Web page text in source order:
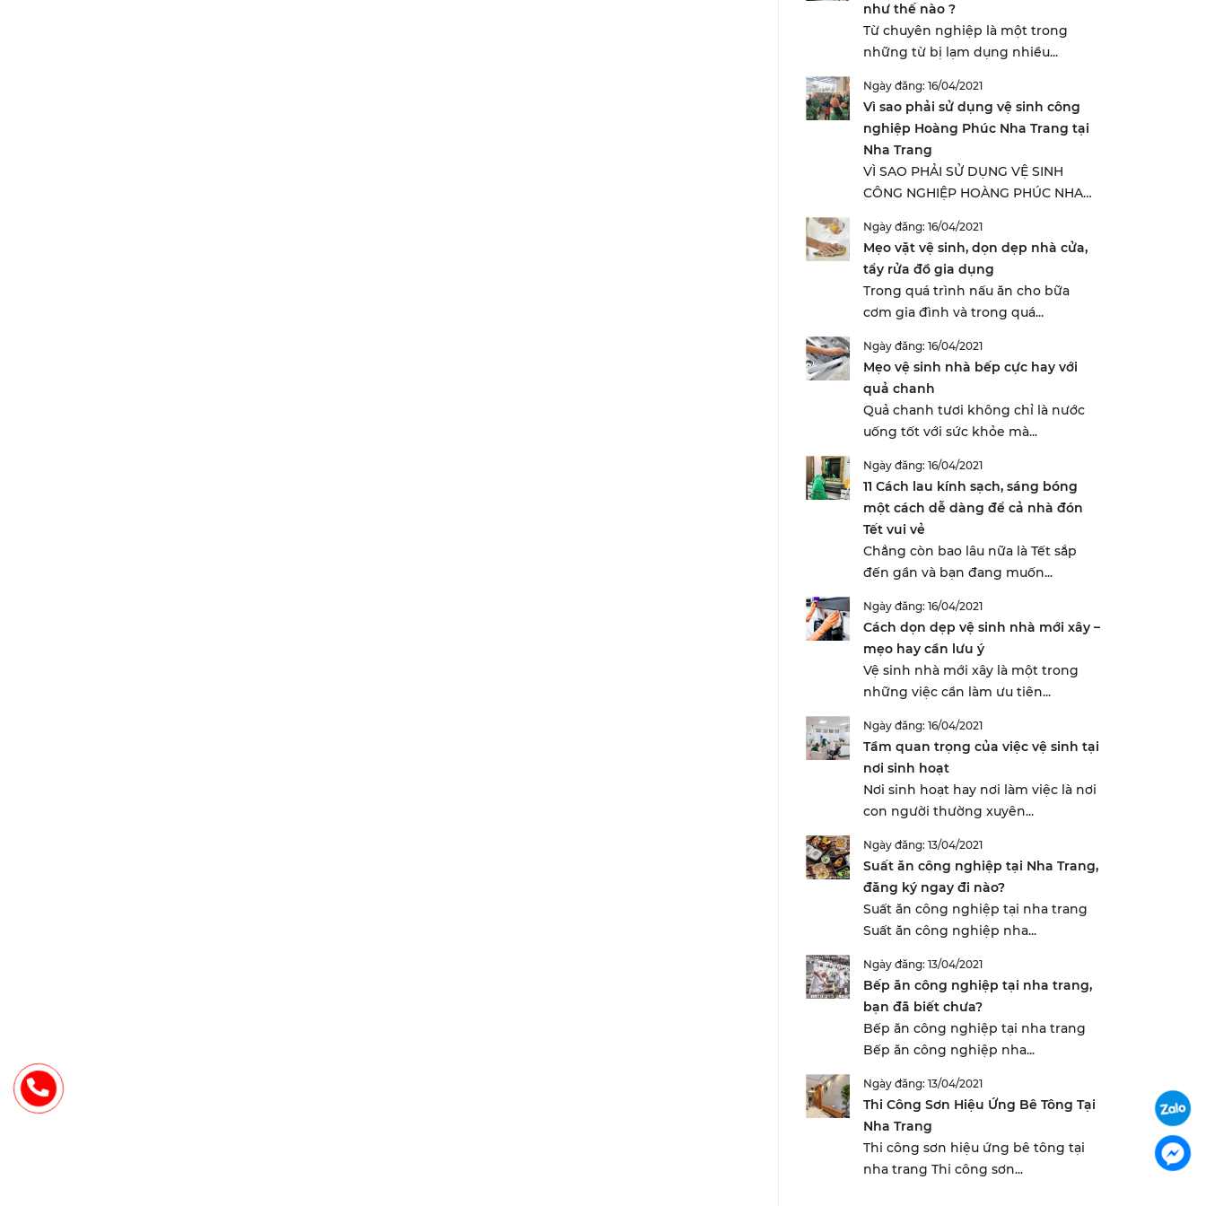
như thế nào ?
Từ chuyên nghiệp là một trong
những từ bị lạm dụng nhiều...
Ngày đăng: 16/04/2021
Vì sao phải sử dụng vệ sinh công
nghiệp Hoàng Phúc Nha Trang tại
Nha Trang
VÌ SAO PHẢI SỬ DỤNG VỆ SINH
CÔNG NGHIỆP HOÀNG PHÚC NHA
Ngày đăng: 16/04/2021
Mẹo vặt vệ sinh, dọn dẹp nhà cửa,
tẩy rửa đồ gia dụng
Trong quá trình nấu ăn cho bữa
cơm gia đình và trong quá...
Ngày đăng: 16/04/2021
Mẹo vệ sinh nhà bếp cực hay với
quả chanh
Quả chanh tươi không chỉ là nước
uống tốt với sức khỏe mà...
Ngày đăng: 16/04/2021
11 Cách lau kính sạch, sáng bóng
một cách dễ dàng để cả nhà đón
Tết vui vẻ
Chẳng còn bao lâu nữa là Tết sắp
đến gần và bạn đang muốn...
Ngày đăng: 16/04/2021
Cách dọn dẹp vệ sinh nhà mới xây –
mẹo hay cần lưu ý
Vệ sinh nhà mới xây là một trong
những việc cần làm ưu tiên...
Ngày đăng: 16/04/2021
Tầm quan trọng của việc vệ sinh tại
nơi sinh hoạt
Nơi sinh hoạt hay nơi làm việc là nơi
con người thường xuyên...
Ngày đăng: 13/04/2021
Suất ăn công nghiệp tại Nha Trang,
đăng ký ngay đi nào?
Suất ăn công nghiệp tại nha trang
Suất ăn công nghiệp nha...
Ngày đăng: 13/04/2021
Bếp ăn công nghiệp tại nha trang,
bạn đã biết chưa?
Bếp ăn công nghiệp tại nha trang
Bếp ăn công nghiệp nha...
Ngày đăng: 13/04/2021
Thi Công Sơn Hiệu Ứng Bê Tông Tại
Nha Trang
Thi công sơn hiệu ứng bê tông tại
nha trang Thi công sơn...